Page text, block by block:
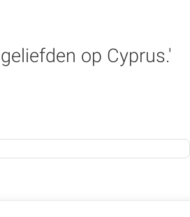
op Cyprus.'